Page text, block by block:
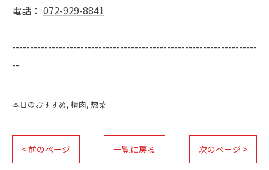
電話： 072-929-8841
--------------------------------------------------------------------
--
本日のおすすめ 精肉 惣菜
< 前のページ 一覧に戻る 次のページ >